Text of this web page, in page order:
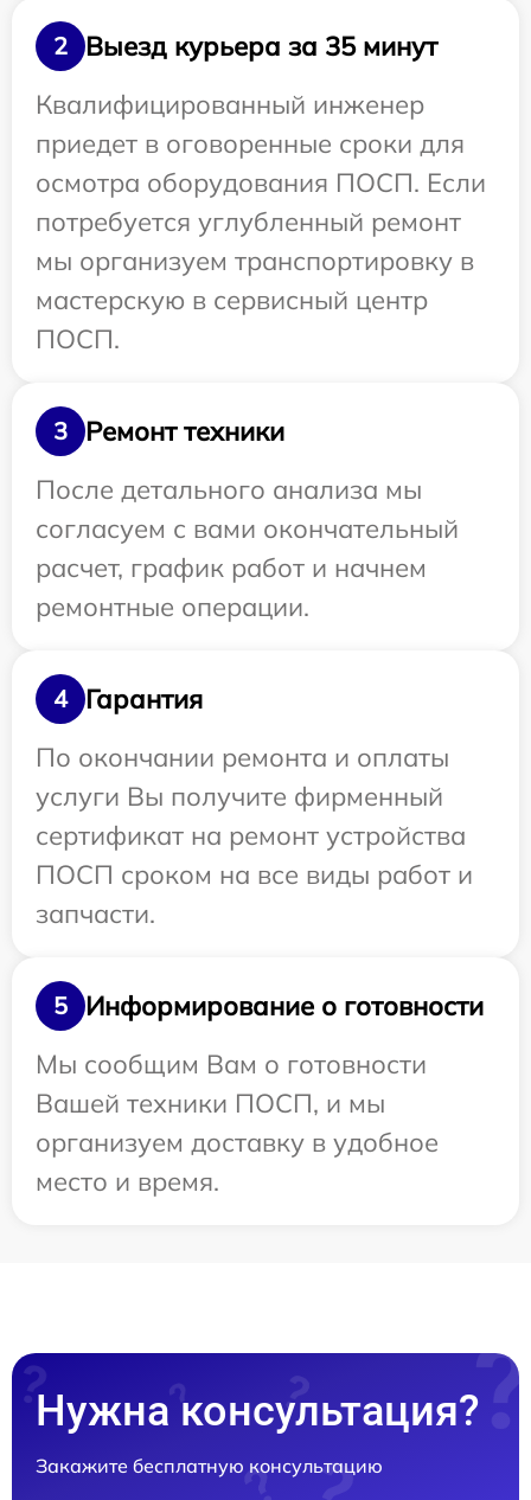
2
Выезд курьера за 35 минут
Квалифицированный инженер
приедет в оговоренные сроки для
осмотра оборудования ПОСП. Если
потребуется углубленный ремонт
мы организуем транспортировку в
мастерскую в сервисный центр
ПОСП.
3
Ремонт техники
После детального анализа мы
согласуем с вами окончательный
расчет, график работ и начнем
ремонтные операции.
4
Гарантия
По окончании ремонта и оплаты
услуги Вы получите фирменный
сертификат на ремонт устройства
ПОСП сроком на все виды работ и
запчасти.
5
Информирование о готовности
Мы сообщим Вам о готовности
Вашей техники ПОСП, и мы
организуем доставку в удобное
место и время.
Нужна консультация?
Закажите бесплатную консультацию